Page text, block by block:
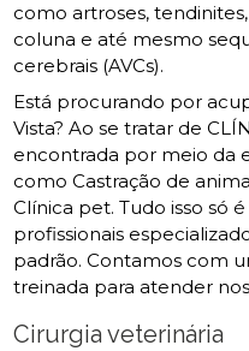
como artroses,
coluna e até mesmo
cerebrais (AVCs).
Está procurando por
Vista? Ao se tratar de
encontrada por meio da
como Castração de
Clínica pet. Tudo isso só
profissionais
padrão. Contamos com
treinada para atender
Cirurgia veterinária